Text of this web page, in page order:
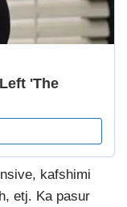
kafshimi
etj. Ka pasur